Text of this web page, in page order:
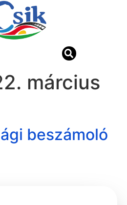
március
beszámoló